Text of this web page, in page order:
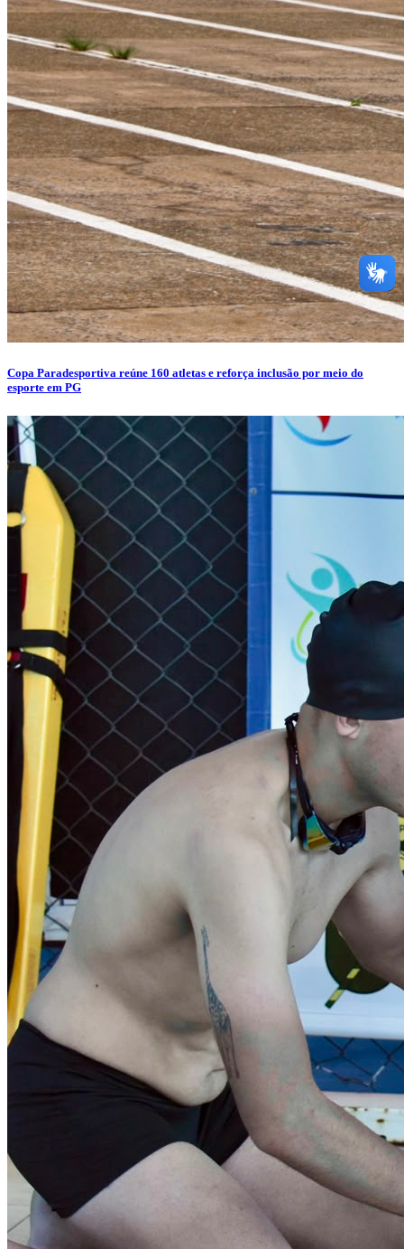
Copa Paradesportiva reúne 160 atletas e reforça inclusão por meio do
esporte em PG